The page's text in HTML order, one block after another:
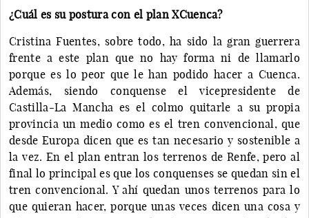
¿Cuál es su postura con el plan XCuenca?
Cristina Fuentes, sobre todo, ha sido la gran guerrera
frente a este plan que no hay forma ni de llamarlo
porque es lo peor que le han podido hacer a Cuenca.
Además, siendo conquense el vicepresidente de
Castilla-La Mancha es el colmo quitarle a su propia
provincia un medio como es el tren convencional, que
desde Europa dicen que es tan necesario y sostenible a
la vez. En el plan entran los terrenos de Renfe, pero al
final lo principal es que los conquenses se quedan sin el
tren convencional. Y ahí quedan unos terrenos para lo
que quieran hacer, porque unas veces dicen una cosa y